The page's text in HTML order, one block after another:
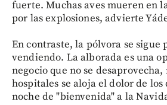
fuerte. Muchas aves mueren en
por las explosiones, advierte
En contraste, la pólvora se sigue
vendiendo. La alborada es una
negocio que no se
hospitales se aloja el dolor de los
noche de "bienvenida" a la